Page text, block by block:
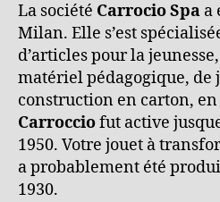
La société Carrocio Spa a
Milan. Elle s’est
d’articles pour la
matériel pédagogique, de
construction en carton,
Carrocciofut active
1950. Votre jouet à
a probablement été
1930.